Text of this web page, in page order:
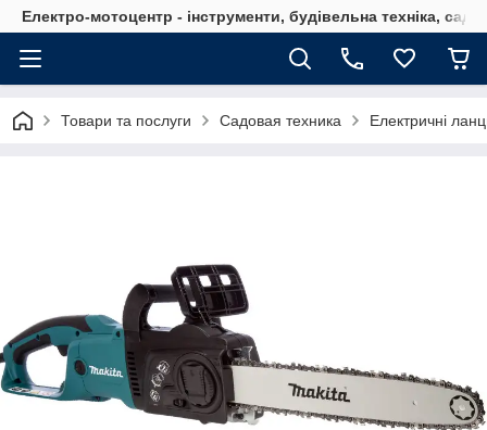
Електро-мотоцентр - інструменти, будівельна техніка,
Товари та послуги Садовая техника Електричні